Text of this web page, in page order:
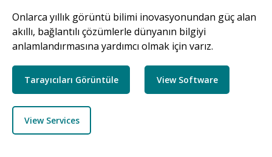
Onlarca yıllık görüntü bilimi inovasyonundan güç alan
akıllı, bağlantılı çözümlerle dünyanın bilgiyi
anlamlandırmasına yardımcı olmak için varız.
Tarayıcıları Görüntüle View Software
View Services